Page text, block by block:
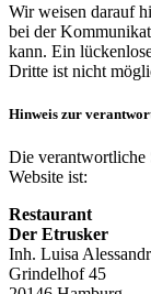
Wir weisen darauf
bei der
kann. Ein
Dritte ist nicht
Hinweis zur
Die verantwortliche
Website ist:
Restaurant
Der Etrusker
Inh. Luisa
Grindelhof 45